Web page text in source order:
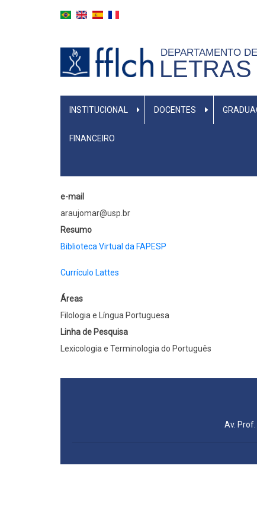
DEPARTAMENTO DE
MENU
INSTITUCIONAL DOCENTES
FINANCEIRO
e-mail
araujomar@usp.br
Resumo
Biblioteca Virtual da FAPESP
Currículo Lattes
Áreas
Filologia e Língua Portuguesa
Linha de Pesquisa
Lexicologia e Terminologia do Português
Av.